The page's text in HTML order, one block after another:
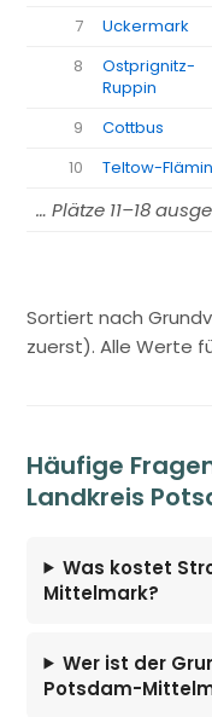
7
Uckermark
8
Ostprignitz-
Ruppin
9 Cottbus
10
Teltow-
… Plätze 11–18
Sortiert nach
zuerst). Alle Werte
Häufige
Landkreis
Was kostet
Mittelmark?
Wer ist der
Potsdam-